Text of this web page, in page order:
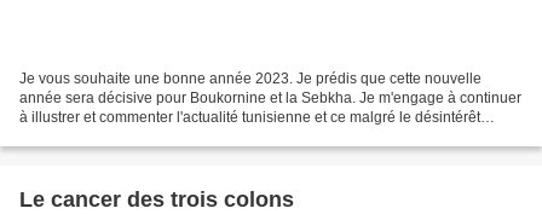
Je vous souhaite une bonne année 2023. Je prédis que cette nouvelle
année sera décisive pour Boukornine et la Sebkha. Je m'engage à continuer
à illustrer et commenter l'actualité tunisienne et ce malgré le désintérêt
Le cancer des trois colons